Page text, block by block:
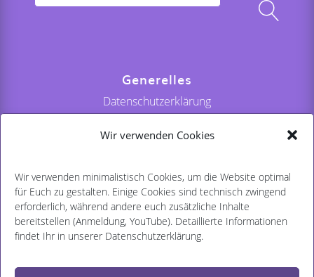
Wir verwenden Cookies
Wir verwenden minimalistisch Cookies, um die Website optimal
für Euch zu gestalten. Einige Cookies sind technisch zwingend
erforderlich, während andere euch zusätzliche Inhalte
bereitstellen (Anmeldung, YouTube). Detaillierte Informationen
findet Ihr in unserer Datenschutzerklärung.
Generelles
Datenschutzerklärung
Sprachauswahl
German
Cougarfest Germany